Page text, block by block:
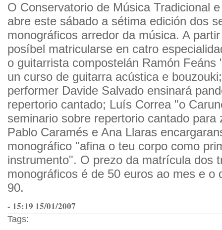
O Conservatorio de Música Tradicional
abre este sábado a sétima edición dos
monográficos arredor da música. A
posíbel matricularse en catro
o guitarrista compostelán Ramón Feáns
un curso de guitarra acústica e
performer Davide Salvado ensinará
repertorio cantado; Luís Correa "o
seminario sobre repertorio cantado para
Pablo Caramés e Ana Llaras
monográfico "afina o teu corpo como
instrumento". O prezo da matrícula dos
monográficos é de 50 euros ao mes e o
90.
- 15:19 15/01/2007
Tags: